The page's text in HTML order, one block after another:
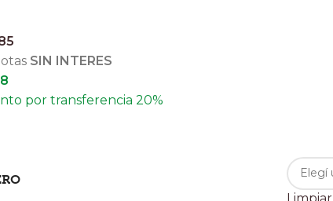
SIN INTERES
por transferencia 20%